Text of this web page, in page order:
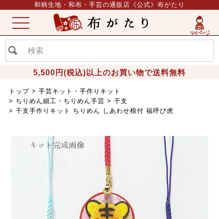
和柄生地・和布・手芸の通販店《公式》布がたり
5,500円(税込)以上のお買い物で送料無料
ME
NU
トップ
手芸キット・手作りキット
ちりめん細工・ちりめん手芸
干支
干支手作りキット ちりめん しあわせ根付 福呼び虎